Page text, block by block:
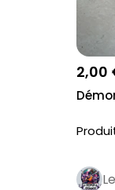
2,00